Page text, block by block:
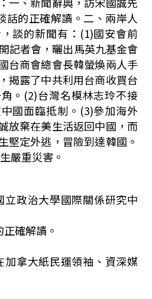
話的正確解讀。二、兩岸人
談的新聞有：(1)國安會前
記者會，曬出馬英九基金會
台商會總會長韓螢煥兩人手
揭露了中共利用台商收買台
。(2)台灣名模林志玲不接
國面臨抵制。(3)參加海外
放棄在美生活返回中國，而
堅定外逃，冒險到達韓國。
嚴重災害。
政治大學國際關係研究中
確解讀。
拿大紙民運領袖、資深媒